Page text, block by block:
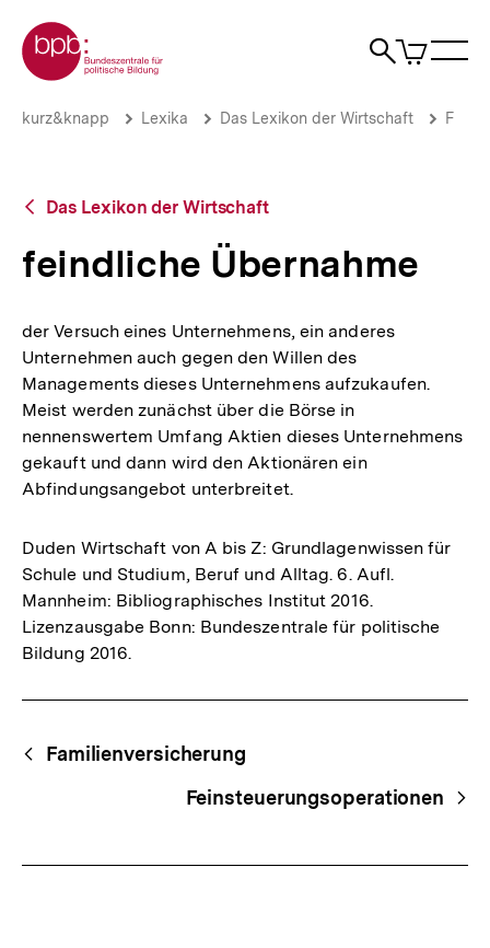
zum
Seiteninhalt
springen
Zur Startseite der bpb
Suche
Artikel
im
feindliche
Brotkrümelnavigation
Pfadnavigation
kurz&knapp Lexika Das Lexikon der Wirtschaft F
Zurück
Übersicht
Das Lexikon der Wirtschaft
feindliche Übernahme
der Versuch eines Unternehmens, ein anderes
Unternehmen auch gegen den Willen des
Managements dieses Unternehmens aufzukaufen.
Meist werden zunächst über die Börse in
nennenswertem Umfang Aktien dieses Unternehmens
gekauft und dann wird den Aktionären ein
Abfindungsangebot unterbreitet.
Duden Wirtschaft von A bis Z: Grundlagenwissen für
Schule und Studium, Beruf und Alltag. 6. Aufl.
Mannheim: Bibliographisches Institut 2016.
Lizenzausgabe Bonn: Bundeszentrale für politische
Bildung 2016.
Begriffsnavigation
Content-
Navigation
Familienversicherung
Feinsteuerungsoperationen